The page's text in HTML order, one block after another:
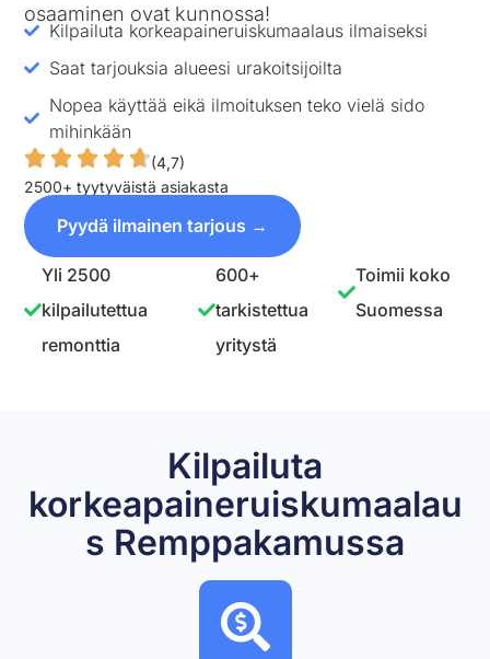
osaaminen ovat kunnossa!
Kilpailuta korkeapaineruiskumaalaus ilmaiseksi
Saat tarjouksia alueesi urakoitsijoilta
Nopea käyttää eikä ilmoituksen teko vielä sido
mihinkään
(4,7)
2500+ tyytyväistä asiakasta
Pyydä ilmainen tarjous →
Yli 2500
kilpailutettua
remonttia
600+
tarkistettua
yritystä
Toimii koko
Suomessa
Kilpailuta
korkeapaineruiskumaalau
s Remppakamussa